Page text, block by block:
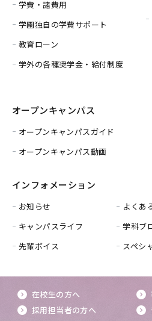
学費・諸費用
学園独自の学費サポート
教育ローン
学外の各種奨学金・給付制度
オープンキャンパス
オープンキャンパスガイド
オープンキャンパス動画
インフォメーション
お知らせ
キャンパスライフ
先輩ボイス
よくあ
学科ブ
スペシ
在校生の方へ
採用担当者の方へ